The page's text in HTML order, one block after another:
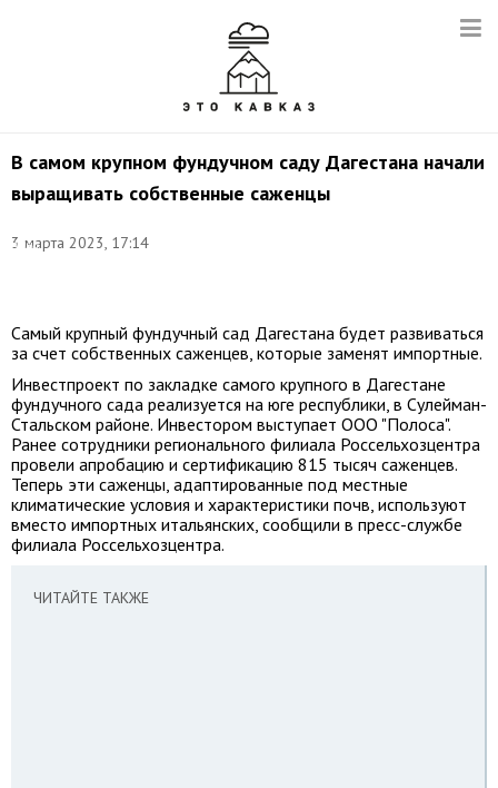
В самом крупном фундучном саду Дагестана начали
выращивать собственные саженцы
3 марта 2023, 17:14
Анна
Самый крупный фундучный сад Дагестана будет развиваться
за счет собственных саженцев, которые заменят импортные.
Инвестпроект по закладке самого крупного в Дагестане
фундучного сада реализуется на юге республики, в Сулейман-
Стальском районе. Инвестором выступает ООО "Полоса".
Ранее сотрудники регионального филиала Россельхозцентра
провели апробацию и сертификацию 815 тысяч саженцев.
Теперь эти саженцы, адаптированные под местные
климатические условия и характеристики почв, используют
вместо импортных итальянских, сообщили в пресс-службе
филиала Россельхозцентра.
ЧИТАЙТЕ ТАКЖЕ